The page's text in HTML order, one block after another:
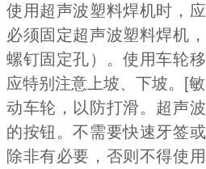
使用超声波塑料焊机时，
必须固定超声波塑料焊机
螺钉固定孔）。使用车轮
应特别注意上坡、下坡。[
动车轮，以防打滑。超声
的按钮。不需要快速牙签
除非有必要，否则不得使